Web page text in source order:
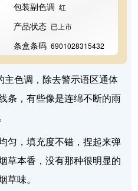
包装副色调 红
产品状态 已上市
条盒条码 6901028315432
色调，除去警示语区通体
条，有些像是连绵不断的雨
匀，填充度不错，捏起来弹
草本香，没有那种很明显的
味。